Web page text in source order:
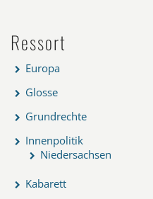
Ressort
Europa
Glosse
Grundrechte
Innenpolitik
Niedersachsen
Kabarett